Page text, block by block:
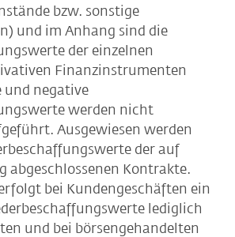
bzw. sonstige
und im Anhang sind die
der einzelnen
Finanzinstrumenten
und negative
werden nicht
Ausgewiesen werden
der auf
abgeschlossenen Kontrakte.
bei Kundengeschäften ein
lediglich
und bei börsengehandelten